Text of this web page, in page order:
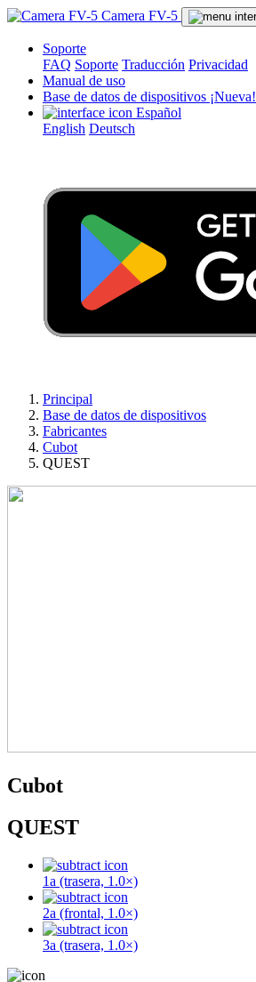
Camera FV-5
Soporte
FAQ Soporte Traducción Privacidad
Manual de uso
Base de datos de dispositivos ¡Nueva!
Español
English Deutsch
Principal
Base de datos de dispositivos
Fabricantes
Cubot
QUEST
Cubot
QUEST
1a (trasera, 1.0×)
2a (frontal, 1.0×)
3a (trasera, 1.0×)